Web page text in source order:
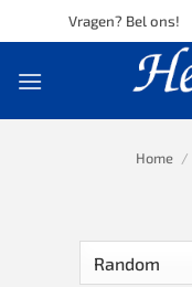
to
Vragen? Bel ons!
Home /